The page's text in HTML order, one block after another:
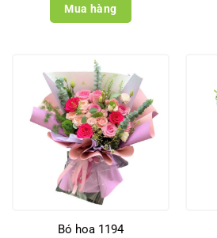
Mua hàng
Bó hoa 1194